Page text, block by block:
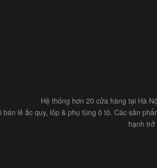
Hệ thống hơn 20 cửa hàng tại Hà
bán lẻ ắc quy, lốp & phụ tùng ô tô. Các sản
hạnh